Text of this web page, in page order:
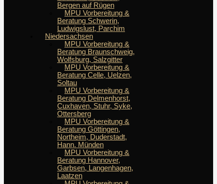
Bergen auf Rügen
MPU Vorbereitung &
Beratung Schwerin,
Ludwigslust, Parchim
Niedersachsen
MPU Vorbereitung &
Beratung Braunschweig,
Wolfsburg, Salzgitter
MPU Vorbereitung &
Beratung Celle, Uelzen,
Soltau
MPU Vorbereitung &
Beratung Delmenhorst,
Cuxhaven, Stuhr, Syke,
Ottersberg
MPU Vorbereitung &
Beratung Göttingen,
Northeim, Duderstadt,
Hann. Münden
MPU Vorbereitung &
Beratung Hannover,
Garbsen, Langenhagen,
Laatzen